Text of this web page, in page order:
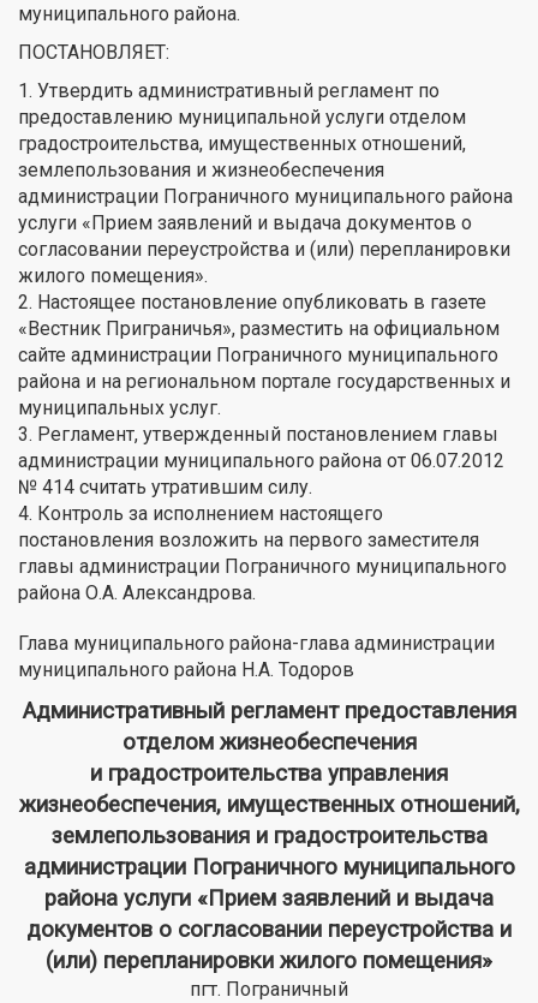
муниципального района.
ПОСТАНОВЛЯЕТ:
1. Утвердить административный регламент по
предоставлению муниципальной услуги отделом
градостроительства, имущественных отношений,
землепользования и жизнеобеспечения
администрации Пограничного муниципального района
услуги «Прием заявлений и выдача документов о
согласовании переустройства и (или) перепланировки
жилого помещения».
2. Настоящее постановление опубликовать в газете
«Вестник Приграничья», разместить на официальном
сайте администрации Пограничного муниципального
района и на региональном портале государственных и
муниципальных услуг.
3. Регламент, утвержденный постановлением главы
администрации муниципального района от 06.07.2012
№ 414 считать утратившим силу.
4. Контроль за исполнением настоящего
постановления возложить на первого заместителя
главы администрации Пограничного муниципального
района О.А. Александрова.
Глава муниципального района-глава администрации
муниципального района Н.А. Тодоров
Административный регламент предоставления
отделом жизнеобеспечения
и градостроительства управления
жизнеобеспечения, имущественных отношений,
землепользования и градостроительства
администрации Пограничного муниципального
района услуги «Прием заявлений и выдача
документов о согласовании переустройства и
(или) перепланировки жилого помещения»
пгт. Пограничный